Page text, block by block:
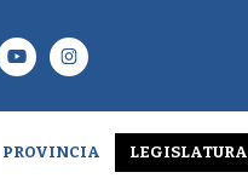
PROVINCIA LEGISLATURA